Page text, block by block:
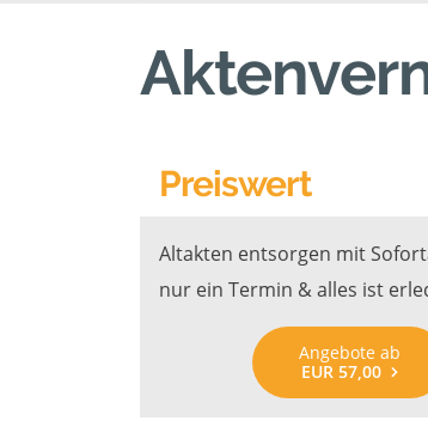
Preiswert
Altakten entsorgen mit
nur ein Termin & alles ist
Angebote ab
EUR 57,00